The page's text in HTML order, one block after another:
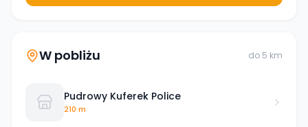
W pobliżu do 5 km
Pudrowy Kuferek Police
210 m